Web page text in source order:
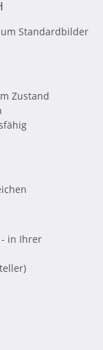
Standardbilder
Zustand
- in Ihrer